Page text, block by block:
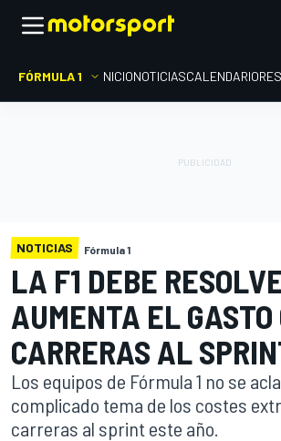
FÓRMULA 1 INICIONOTICIASCALENDARIO
NOTICIAS Fórmula 1
LA F1 DEBE
AUMENTA EL GASTO
CARRERAS AL
Los equipos de Fórmula 1 no se
complicado tema de los costes
carreras al sprint este año.